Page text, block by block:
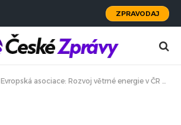
ZPRAVODAJ
Evropská asociace: Rozvoj větrné energie v ČR patří k nejpomalejším v Evropě